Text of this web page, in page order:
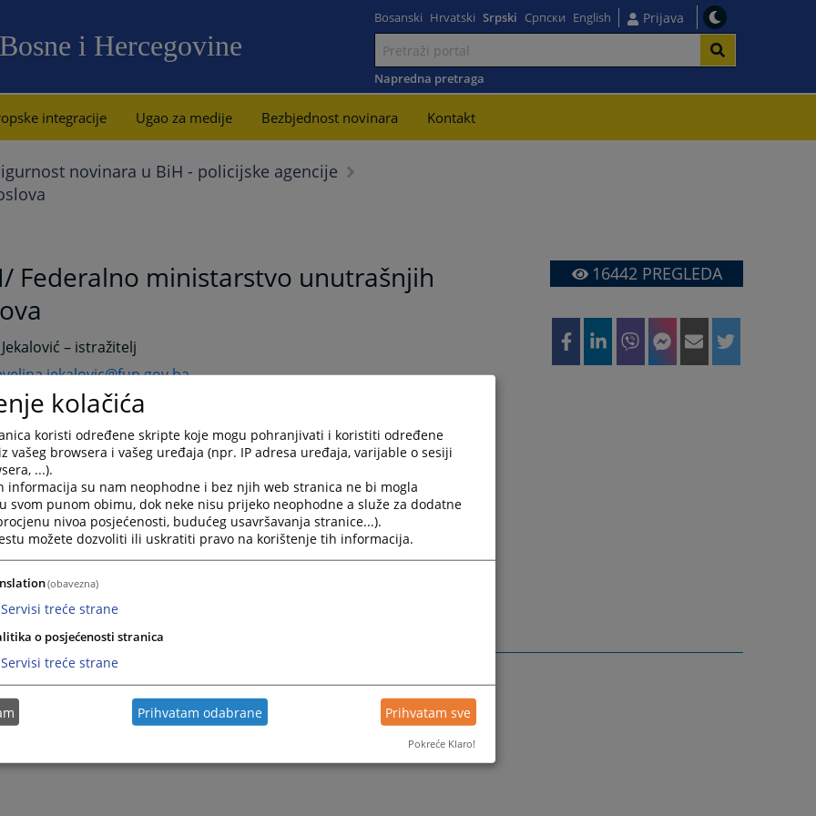
i Hercegovine
sadržaj
Bosanski Hrvatski Srpski Српски English Prijava
Napredna pretraga
integracije Ugao za medije Bezbjednost novinara Kontakt
novinara u BiH - policijske agencije
Federalno ministarstvo unutrašnjih
– istražitelj
304 633
– istražitelj
210 573
Ahmethodžić – Viši inspektor
256 269
16442PREGLEDA
kolačića
koristi određene skripte koje mogu pohranjivati i koristiti određene
vašeg browsera i vašeg uređaja (npr. IP adresa uređaja, varijable o sesiji
...).
informacija su nam neophodne i bez njih web stranica ne bi mogla
svom punom obimu, dok neke nisu prijeko neophodne a služe za dodatne
nivoa posjećenosti, budućeg usavršavanja stranice...).
možete dozvoliti ili uskratiti pravo na korištenje tih informacija.
(obavezna)
Servisi treće strane
o posjećenosti stranica
Servisi treće strane
Prihvatam odabrane Prihvatam sve
Pokreće Klaro!